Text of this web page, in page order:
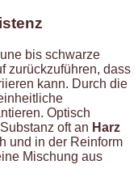
bis schwarze
zurückzuführen, dass
kann. Durch die
Optisch
oft an Harz
und in der Reinform
Mischung aus